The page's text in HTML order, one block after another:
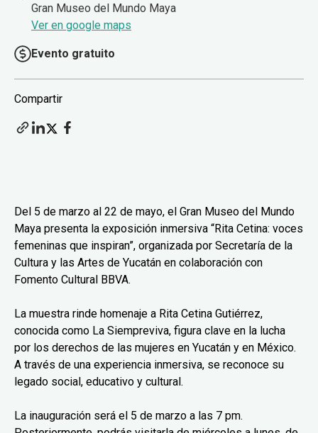
Gran Museo del Mundo Maya
Ver en google maps
Evento gratuito
Compartir
Del 5 de marzo al 22 de mayo, el Gran Museo del Mundo
Maya presenta la exposición inmersiva “Rita Cetina: voces
femeninas que inspiran”, organizada por Secretaría de la
Cultura y las Artes de Yucatán en colaboración con
Fomento Cultural BBVA.
La muestra rinde homenaje a Rita Cetina Gutiérrez,
conocida como La Siempreviva, figura clave en la lucha
por los derechos de las mujeres en Yucatán y en México.
A través de una experiencia inmersiva, se reconoce su
legado social, educativo y cultural.
La inauguración será el 5 de marzo a las 7 pm.